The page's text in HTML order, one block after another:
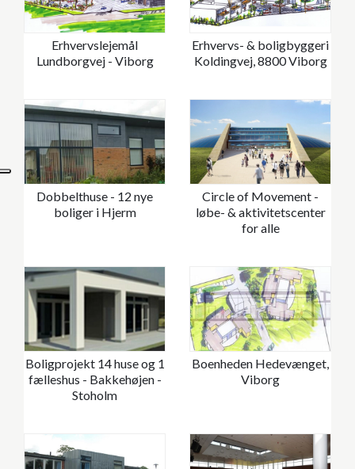
Erhvervslejemål
Lundborgvej - Viborg
Erhvervs- & boligbyggeri
Koldingvej, 8800 Viborg
Dobbelthuse - 12 nye
boliger i Hjerm
Circle of Movement -
løbe- & aktivitetscenter
for alle
Boligprojekt 14 huse og 1
fælleshus - Bakkehøjen -
Stoholm
Boenheden Hedevænget,
Viborg